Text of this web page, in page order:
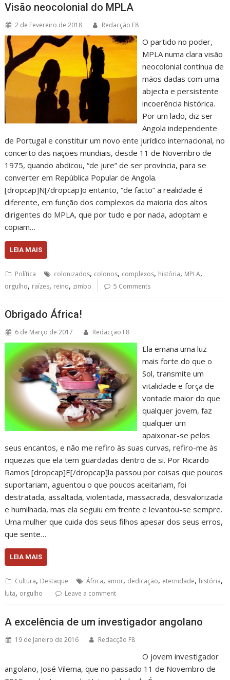
Visão neocolonial do MPLA
2 de Fevereiro de 2018 Redacção F8
O partido no poder,
MPLA numa clara visão
neocolonial continua de
mãos dadas com uma
abjecta e persistente
incoerência histórica.
Por um lado, diz ser
Angola independente
de Portugal e constituir um novo ente jurídico internacional, no
concerto das nações mundiais, desde 11 de Novembro de
1975, quando abdicou, “de jure” de ser província, para se
converter em República Popular de Angola.
[dropcap]N[/dropcap]o entanto, “de facto” a realidade é
diferente, em função dos complexos da maioria dos altos
dirigentes do MPLA, que por tudo e por nada, adoptam e
copiam…
LEIA MAIS
Política colonizados, colonos, complexos, história, MPLA,
orgulho, raízes, reino, zimbo 5 Comments
Obrigado África!
6 de Março de 2017 Redacção F8
Ela emana uma luz
mais forte do que o
Sol, transmite um
vitalidade e força de
vontade maior do que
qualquer jovem, faz
qualquer um
apaixonar-se pelos
seus encantos, e não me refiro às suas curvas, refiro-me às
riquezas que ela tem guardadas dentro de si. Por Ricardo
Ramos [dropcap]E[/dropcap]la passou por coisas que poucos
suportariam, aguentou o que poucos aceitariam, foi
destratada, assaltada, violentada, massacrada, desvalorizada
e humilhada, mas ela seguiu em frente e levantou-se sempre.
Uma mulher que cuida dos seus filhos apesar dos seus erros,
que sente…
LEIA MAIS
Cultura, Destaque África, amor, dedicação, eternidade, história,
luta, orgulho Leave a comment
A excelência de um investigador angolano
19 de Janeiro de 2016 Redacção F8
O jovem investigador
angolano, José Vilema, que no passado 11 de Novembro de